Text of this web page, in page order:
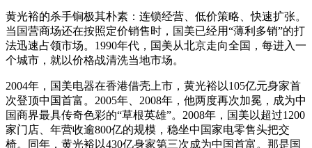
黄光裕的杀手锏极其朴素：连锁经营、低价策略、快速扩张。
当国营商场还在按照定价销售时，国美已经用“薄利多销”的打
法迅速占领市场。1990年代，国美从北京走向全国，每进入一
个城市，就以价格战清洗当地市场。
2004年，国美电器在香港借壳上市，黄光裕以105亿元身家首
次登顶中国首富。2005年、2008年，他两度再次加冕，成为中
国商界最具传奇色彩的“草根英雄”。2008年，国美以超过1200
家门店、年营收逾800亿的规模，稳坐中国家电零售头把交
椅。同年，黄光裕以430亿身家第三次成为中国首富。那是国